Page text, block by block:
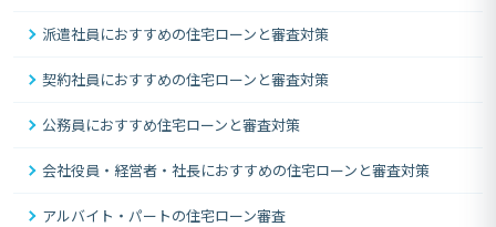
派遣社員におすすめの住宅ローンと審査対策
契約社員におすすめの住宅ローンと審査対策
公務員におすすめ住宅ローンと審査対策
会社役員・経営者・社長におすすめの住宅ローンと審査対策
アルバイト・パートの住宅ローン審査